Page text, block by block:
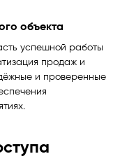
объекта
успешной работы
продаж и
и проверенные